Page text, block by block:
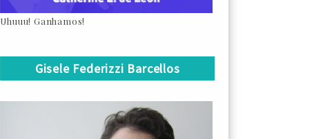
Uhuuu! Ganhamos!
Gisele Federizzi Barcellos